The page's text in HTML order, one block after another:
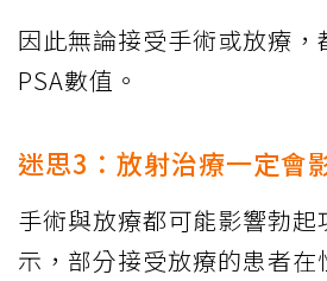
因此無論接受手術或放療
PSA數值。
迷思3：放射治療一定會
手術與放療都可能影響勃起
示，部分接受放療的患者在